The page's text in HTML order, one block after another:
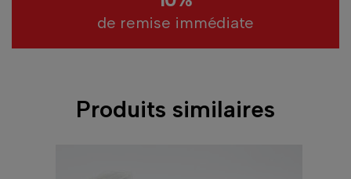
de remise immédiate
Produits similaires